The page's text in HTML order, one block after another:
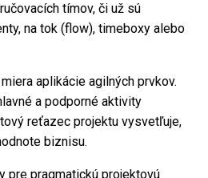
tímov, či už sú
na tok (flow), timeboxy alebo
aplikácie agilných prvkov.
a podporné aktivity
reťazec projektu vysvetľuje,
biznisu.
pre pragmatickú projektovú